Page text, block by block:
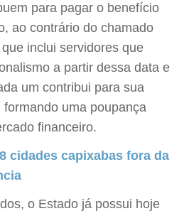
para pagar o benefício
ao contrário do chamado
inclui servidores que
a partir dessa data e
um contribui para sua
uma poupança
financeiro.
cidades capixabas fora da
o Estado já possui hoje